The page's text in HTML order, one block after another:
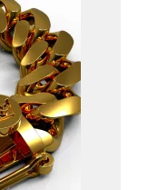
hasta
57.997,00